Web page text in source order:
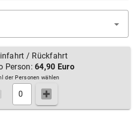
/ Rückfahrt
Person: 64,90 Euro
der Personen wählen